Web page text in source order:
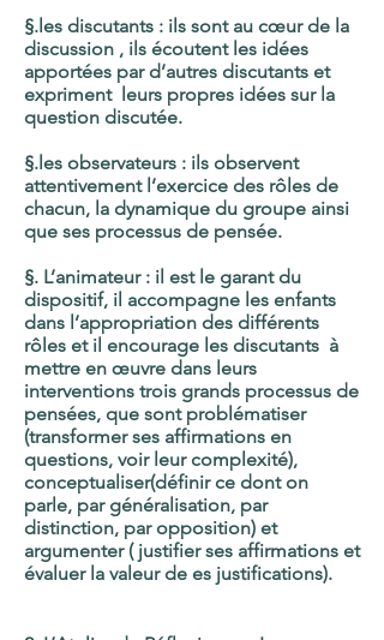
§.les discutants : ils sont au cœur de la
discussion , ils écoutent les idées
apportées par d’autres discutants et
expriment leurs propres idées sur la
question discutée.
§.les observateurs : ils observent
attentivement l’exercice des rôles de
chacun, la dynamique du groupe ainsi
que ses processus de pensée.
§. L’animateur : il est le garant du
dispositif, il accompagne les enfants
dans l’appropriation des différents
rôles et il encourage les discutants à
mettre en œuvre dans leurs
interventions trois grands processus de
pensées, que sont problématiser
(transformer ses affirmations en
questions, voir leur complexité),
conceptualiser(définir ce dont on
parle, par généralisation, par
distinction, par opposition) et
argumenter ( justifier ses affirmations et
évaluer la valeur de es justifications).